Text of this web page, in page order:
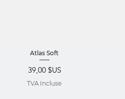
Aperçu rapide
Atlas Soft
Prix
39,00 $US
TVA Incluse